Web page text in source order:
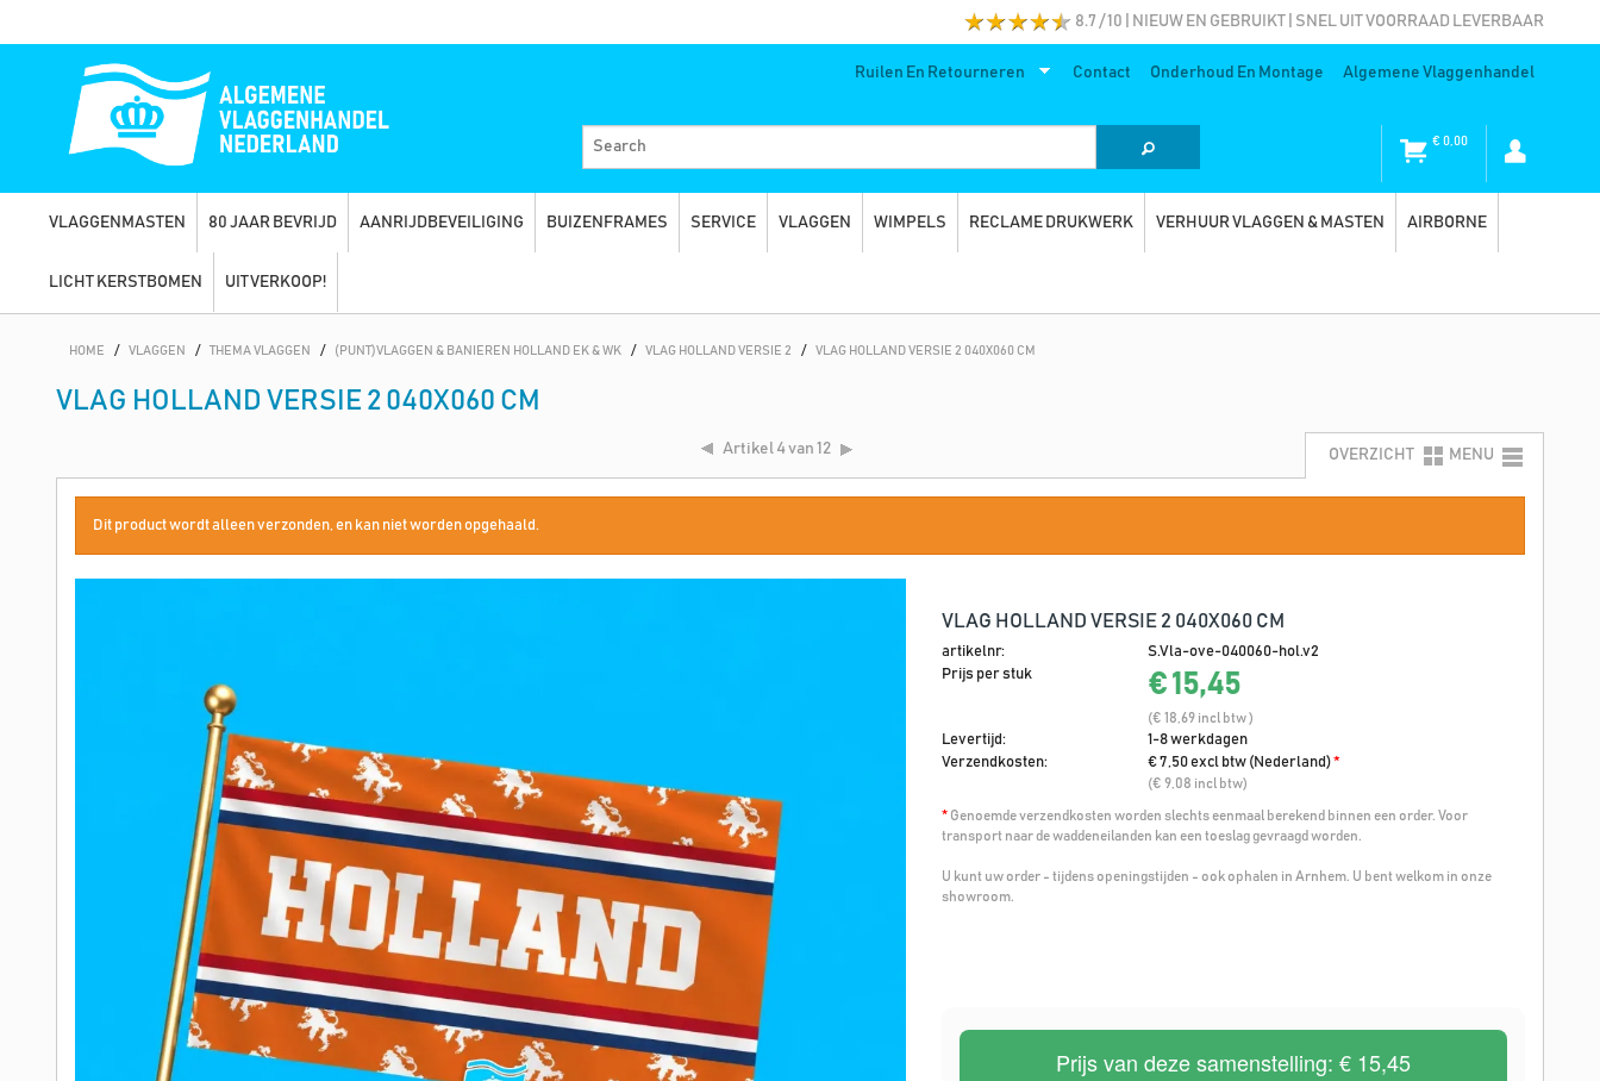
8.7 / 10 | NIEUW EN GEBRUIKT | SNEL UIT VOORRAAD LEVERBAAR
Ruilen En Retourneren Contact Onderhoud En Montage Algemene Vlaggenhandel
€0,00
VLAGGENMASTEN 80 JAAR BEVRIJD AANRIJDBEVEILIGING BUIZENFRAMES SERVICE VLAGGEN WIMPELS RECLAME DRUKWERK VERHUUR VLAGGEN & MASTEN AIRBORNE
LICHT KERSTBOMEN UITVERKOOP!
HOME / VLAGGEN / THEMA VLAGGEN / (PUNT)VLAGGEN & BANIEREN HOLLAND EK & WK / VLAG HOLLAND VERSIE 2 / VLAG HOLLAND VERSIE 2 040X060 CM
VLAG HOLLAND VERSIE 2 040X060 CM
Artikel 4 van 12 OVERZICHT MENU
Dit product wordt alleen verzonden, en kan niet worden opgehaald.
VLAG HOLLAND VERSIE 2 040X060 CM
artikelnr:
S.Vla-ove-040060-hol.v2
Prijs per stuk
€ 15,45
(€ 18,69 incl btw )
Levertijd:
1-8 werkdagen
Verzendkosten:
€ 7,50 excl btw (Nederland)*
(€ 9,08 incl btw)
* Genoemde verzendkosten worden slechts eenmaal berekend binnen een order. Voor
transport naar de waddeneilanden kan een toeslag gevraagd worden.
U kunt uw order - tijdens openingstijden - ook ophalen in Arnhem. U bent welkom in onze
showroom.
Prijs van deze samenstelling: € 15,45